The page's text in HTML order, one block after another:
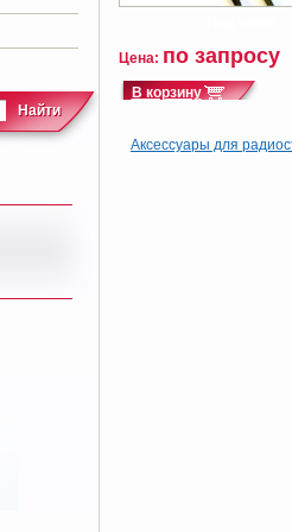
Найти
Цена: по запросу
Аксессуары для